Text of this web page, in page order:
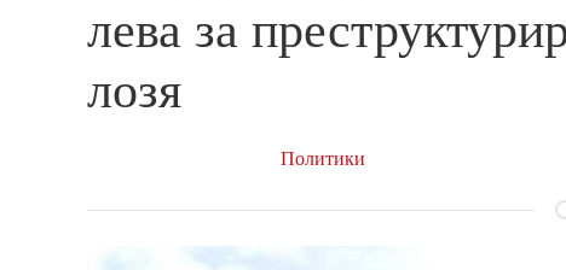
лева за
лозя
Политики